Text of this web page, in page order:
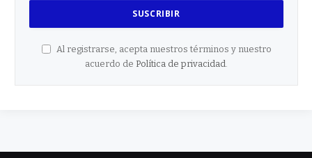
Al registrarse, acepta nuestros términos y nuestro
acuerdo de Política de privacidad.